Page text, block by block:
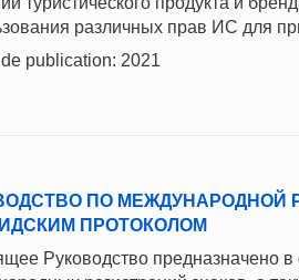
различных прав ИС для
publication: 2021
ПО МЕЖДУНАРОДНОЙ
ПРОТОКОЛОМ
Руководство предназначено